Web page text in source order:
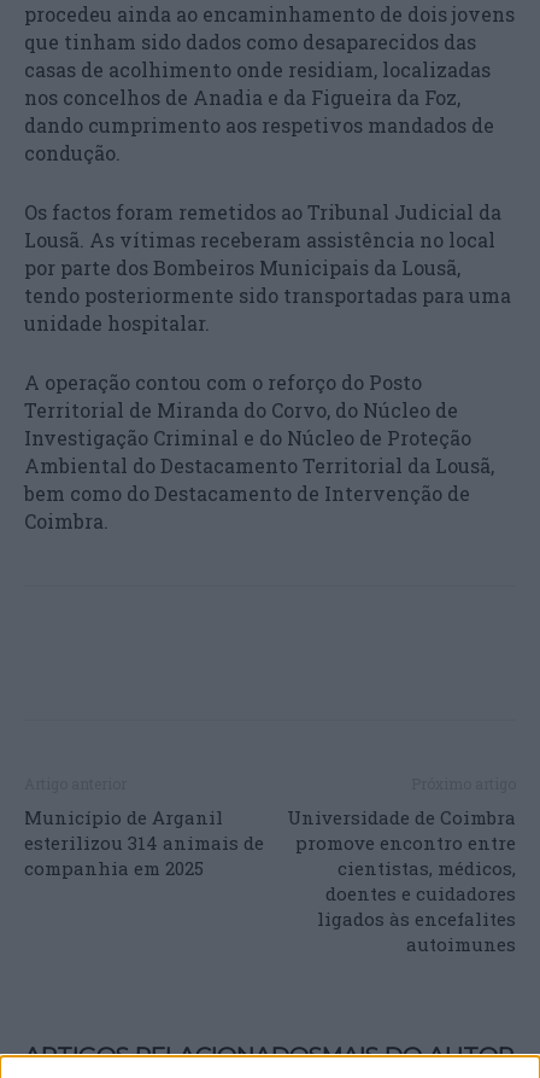
procedeu ainda ao encaminhamento de dois jovens
que tinham sido dados como desaparecidos das
casas de acolhimento onde residiam, localizadas
nos concelhos de Anadia e da Figueira da Foz,
dando cumprimento aos respetivos mandados de
condução.
Os factos foram remetidos ao Tribunal Judicial da
Lousã. As vítimas receberam assistência no local
por parte dos Bombeiros Municipais da Lousã,
tendo posteriormente sido transportadas para uma
unidade hospitalar.
A operação contou com o reforço do Posto
Territorial de Miranda do Corvo, do Núcleo de
Investigação Criminal e do Núcleo de Proteção
Ambiental do Destacamento Territorial da Lousã,
bem como do Destacamento de Intervenção de
Coimbra.
Município de Arganil
esterilizou 314 animais de
companhia em 2025
Universidade de Coimbra
promove encontro entre
cientistas, médicos,
doentes e cuidadores
ligados às encefalites
autoimunes
ARTIGOS RELACIONADOSMAIS DO AUTOR